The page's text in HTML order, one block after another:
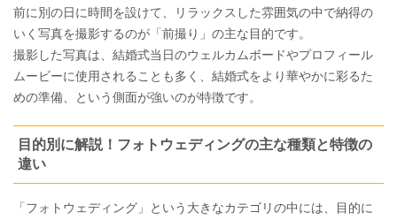
前に別の日に時間を設けて、リラックスした雰囲気の中で納得の
いく写真を撮影するのが「前撮り」の主な目的です。
撮影した写真は、結婚式当日のウェルカムボードやプロフィール
ムービーに使用されることも多く、結婚式をより華やかに彩るた
めの準備、という側面が強いのが特徴です。
目的別に解説！フォトウェディングの主な種類と特徴の
違い
「フォトウェディング」という大きなカテゴリの中には、目的に